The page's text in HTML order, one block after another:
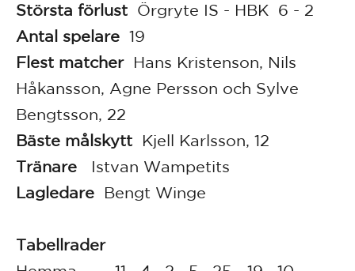
Största förlust Örgryte IS - HBK 6 - 2
Antal spelare 19
Flest matcherHans Kristenson, Nils
Håkansson, Agne Persson och Sylve
Bengtsson, 22
Bäste målskytt Kjell Karlsson, 12
Tränare Istvan Wampetits
Lagledare Bengt Winge
Tabellrader